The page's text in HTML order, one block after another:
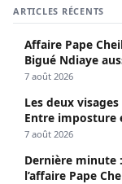
ARTICLES RÉCENTS
Affaire Pape
Bigué Ndiaye
7 août 2026
Les deux
Entre imposture
Seydi)
7 août 2026
Dernière minute
l’affaire Pape